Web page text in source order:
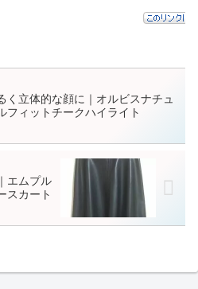
く立体的な顔に｜オルビスナチュ
フィットチークハイライト
エムプル
スカート